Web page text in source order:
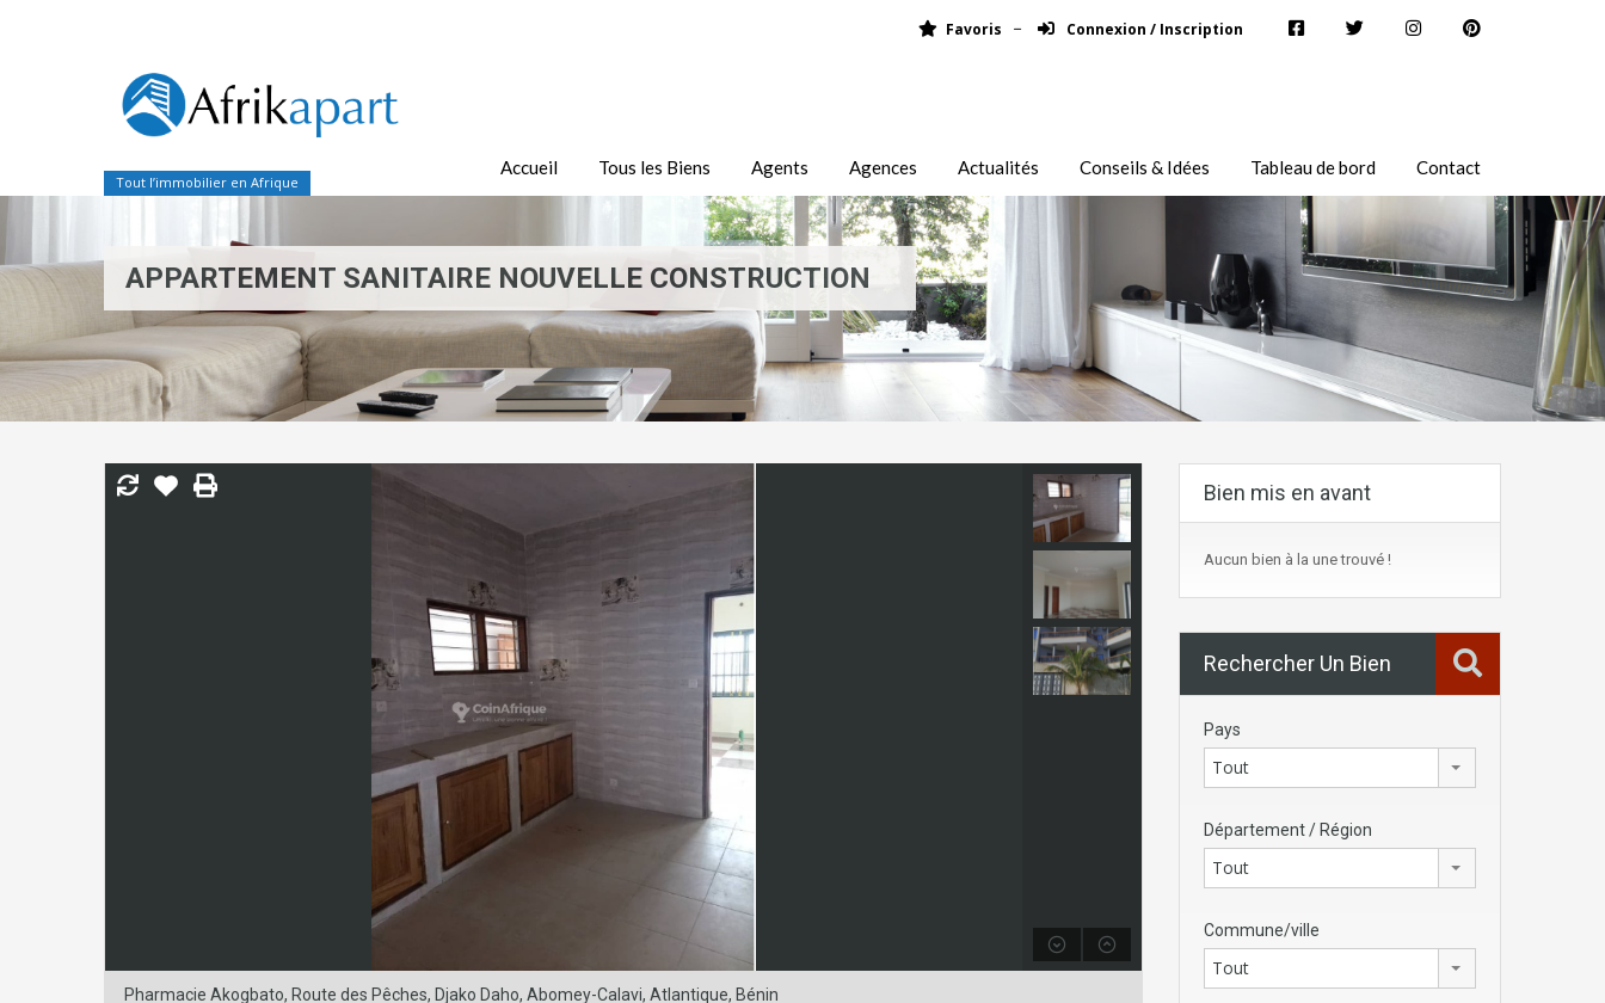
Favoris Connexion / Inscription
Tout l’immobilier en Afrique
Accueil Tous les Biens Agents Agences Actualités Conseils & Idées Tableau de bord Contact
APPARTEMENT SANITAIRE NOUVELLE CONSTRUCTION
Pharmacie Akogbato, Route des Pêches, Djako Daho, Abomey-Calavi, Atlantique, Bénin
Bien mis en avant
Aucun bien à la une trouvé !
Rechercher Un Bien
Pays
Tout
Département / Région
Tout
Commune/ville
Tout